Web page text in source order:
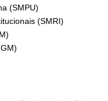
(SMPU)
(SMRI)